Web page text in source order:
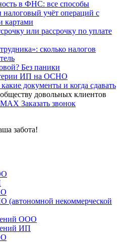
в ФНС: все способы
налоговый учёт операций с
картами
или рассрочку по уплате
сколько налогов
Без паники
ИП на ОСНО
документы и когда сдавать
довольных клиентов
Заказать звонок
забота!
(автономной некоммерческой
ООО
ИП